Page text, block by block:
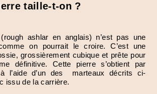
taille-t-on ?
ashlar en anglais) n’est pas une
on pourrait le croire. C’est une
grossièrement cubique et prête pour
définitive. Cette pierre s’obtient par
à l’aide d’un des marteaux décrits ci-
issu de la carrière.